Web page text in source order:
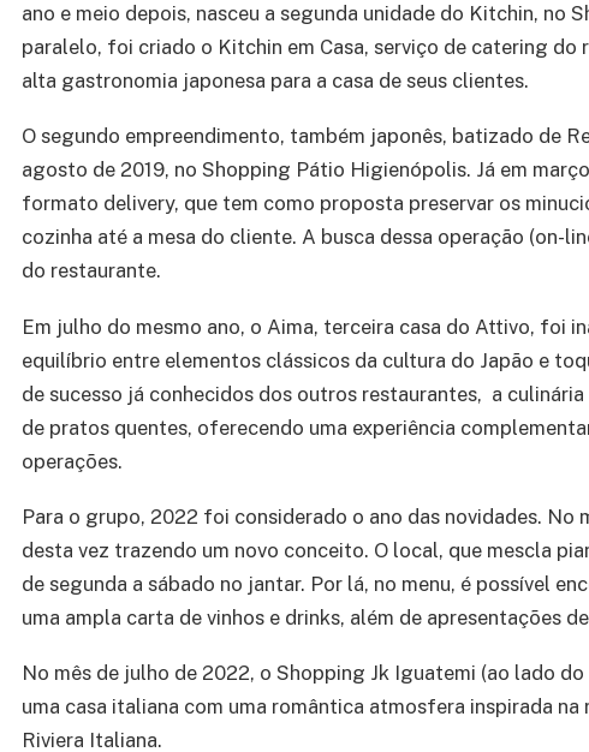
ano e meio depois, nasceu a segunda unidade do Kitchin, no
paralelo, foi criado o Kitchin em Casa, serviço de catering do
alta gastronomia japonesa para a casa de seus clientes.
O segundo empreendimento, também japonês, batizado de
agosto de 2019, no Shopping Pátio Higienópolis. Já em
formato delivery, que tem como proposta preservar os
cozinha até a mesa do cliente. A busca dessa operação (on-
do restaurante.
Em julho do mesmo ano, o Aima, terceira casa do Attivo, foi
equilíbrio entre elementos clássicos da cultura do Japão e
de sucesso já conhecidos dos outros restaurantes, a
de pratos quentes, oferecendo uma experiência
operações.
Para o grupo, 2022 foi considerado o ano das novidades. No
desta vez trazendo um novo conceito. O local, que mescla
de segunda a sábado no jantar. Por lá, no menu, é possível
uma ampla carta de vinhos e drinks, além de apresentações
No mês de julho de 2022, o Shopping Jk Iguatemi (ao lado
uma casa italiana com uma romântica atmosfera inspirada
Riviera Italiana.